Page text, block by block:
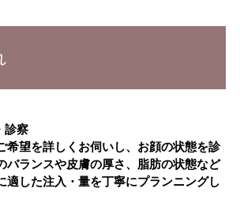
診察
希望を詳しくお伺いし、お顔の状態を診
バランスや皮膚の厚さ、脂肪の状態など
適した注入・量を丁寧にプランニングし